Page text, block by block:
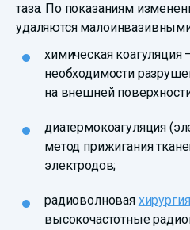
таза. По показаниям
удаляются
химическая коагуляция
необходимости
на внешней
диатермокоагуляция
метод прижигания
электродов;
радиоволновая хирургия
высокочастотные